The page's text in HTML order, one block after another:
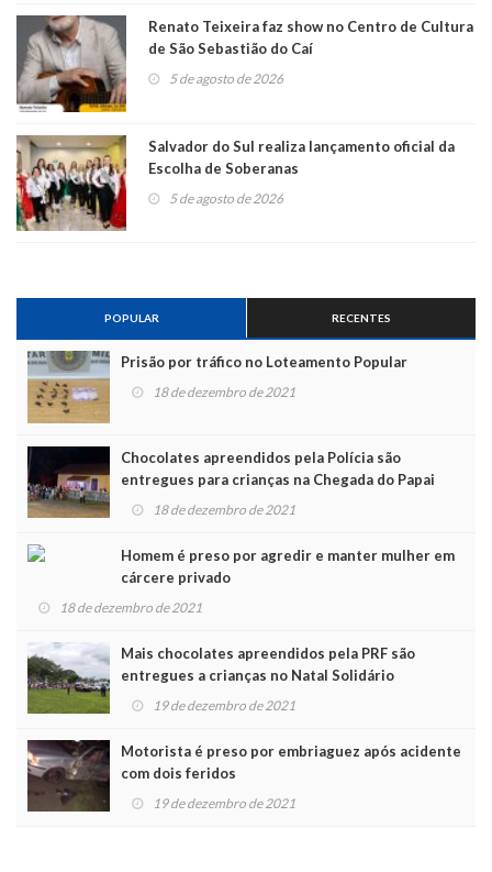
Renato Teixeira faz show no Centro de Cultura
de São Sebastião do Caí
5 de agosto de 2026
Salvador do Sul realiza lançamento oficial da
Escolha de Soberanas
5 de agosto de 2026
POPULAR RECENTES
Prisão por tráfico no Loteamento Popular
18 de dezembro de 2021
Chocolates apreendidos pela Polícia são
entregues para crianças na Chegada do Papai
Noel
18 de dezembro de 2021
Homem é preso por agredir e manter mulher em
cárcere privado
18 de dezembro de 2021
Mais chocolates apreendidos pela PRF são
entregues a crianças no Natal Solidário
19 de dezembro de 2021
Motorista é preso por embriaguez após acidente
com dois feridos
19 de dezembro de 2021